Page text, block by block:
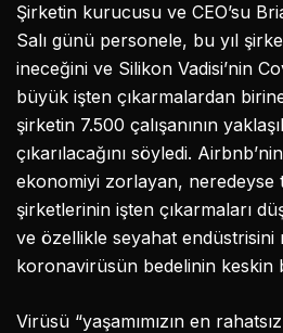
Şirketin kurucusu ve CEO’su
Salı günü personele, bu yıl
ineceğini ve Silikon Vadisi’nin
büyük işten çıkarmalardan
şirketin 7.500 çalışanının
çıkarılacağını söyledi.
ekonomiyi zorlayan, neredeyse
şirketlerinin işten çıkarmaları
ve özellikle seyahat endüstrisini
koronavirüsün bedelinin keskin
Virüsü “yaşamımızın en